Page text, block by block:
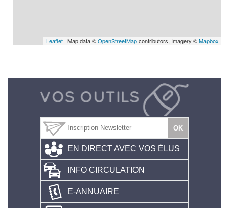
Leaflet | Map data ©OpenStreetMapcontributors, Imagery ©Mapbox
EN DIRECT AVEC VOS ÉLUS
INFO CIRCULATION
E-ANNUAIRE